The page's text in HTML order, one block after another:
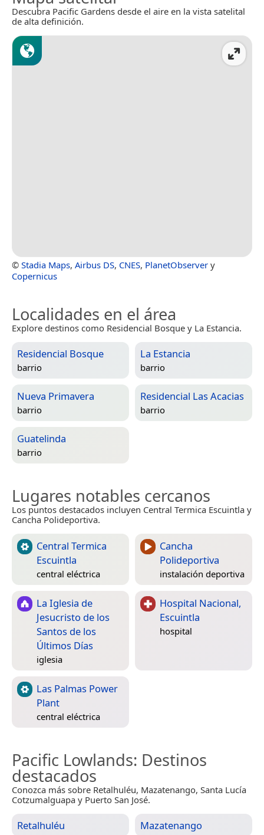
Descubra Pacific Gardens desde el aire en la vista satelital
de alta definición.
© Stadia Maps, Airbus DS, CNES, PlanetObserver y
Copernicus
Localidades en el área
Explore destinos como Residencial Bosque y La Estancia.
Residencial Bosque
barrio
La Estancia
barrio
Nueva Primavera
barrio
Residencial Las Acacias
barrio
Guatelinda
barrio
Lugares notables cercanos
Los puntos destacados incluyen Central Termica Escuintla y
Cancha Polideportiva.
Central Termica
Escuintla
central eléctrica
Cancha
Polideportiva
instalación deportiva
La Iglesia de
Jesucristo de los
Santos de los
Últimos Días
iglesia
Hospital Nacional,
Escuintla
hospital
Las Palmas Power
Plant
central eléctrica
Pacific Lowlands: Destinos
destacados
Conozca más sobre Retalhuléu, Mazatenango, Santa Lucía
Cotzumalguapa y Puerto San José.
Retalhuléu Mazatenango